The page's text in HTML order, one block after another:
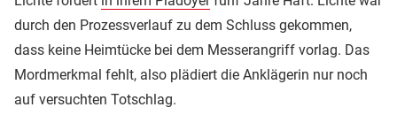
durch den Prozessverlauf zu dem Schluss gekommen,
dass keine Heimtücke bei dem Messerangriff vorlag. Das
Mordmerkmal fehlt, also plädiert die Anklägerin nur noch
auf versuchten Totschlag.